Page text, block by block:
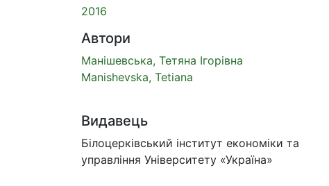
2016
Автори
Манішевська, Тетяна Ігорівна
Manishevska, Tetiana
Видавець
Білоцерківський інститут економіки та
управління Університету «Україна»